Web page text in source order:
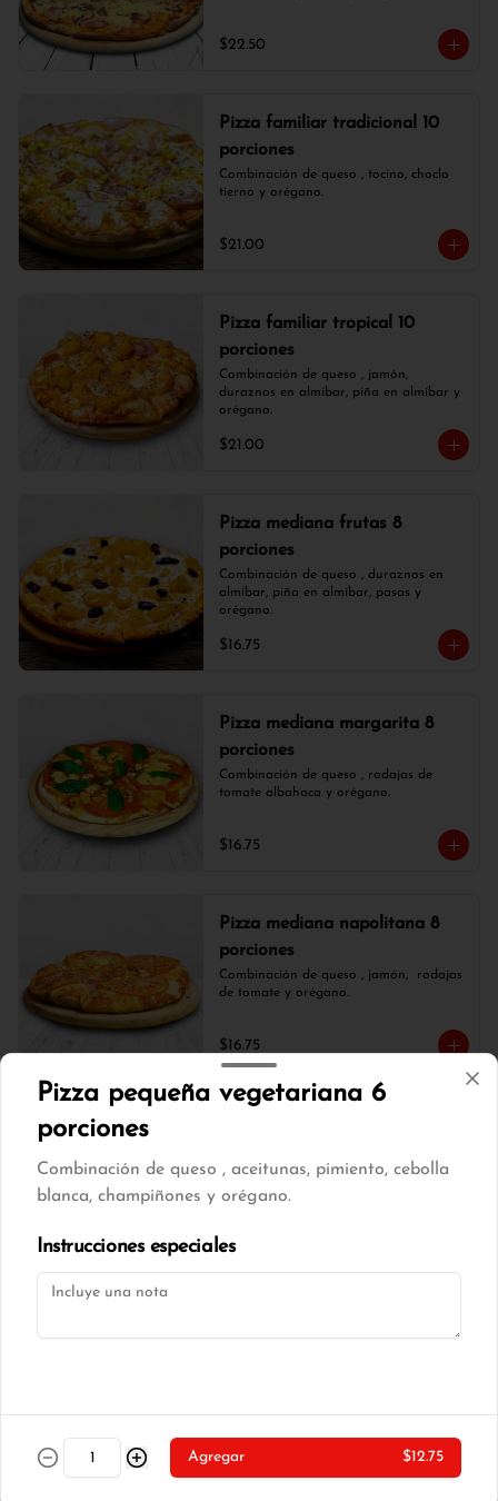
$22.50
Pizza familiar tradicional 10
porciones
Combinación de queso , tocino, choclo
tierno y orégano.
$21.00
Pizza familiar tropical 10
porciones
Combinación de queso , jamón,
duraznos en almíbar, piña en almíbar y
orégano.
$21.00
Pizza mediana frutas 8
porciones
Combinación de queso , duraznos en
almíbar, piña en almíbar, pasas y
orégano.
$16.75
Pizza mediana margarita 8
porciones
Combinación de queso , rodajas de
tomate albahaca y orégano.
$16.75
Pizza mediana napolitana 8
porciones
Combinación de queso , jamón,  rodajas
de tomate y orégano.
$16.75
Combinación de queso , tocino, cebolla
blanca, champiñones y orégano.
$17.00
Pizza pequeña vegetariana 6
porciones
Combinación de queso , aceitunas, pimiento, cebolla
blanca, champiñones y orégano.
Instrucciones especiales
Agregar $12.75